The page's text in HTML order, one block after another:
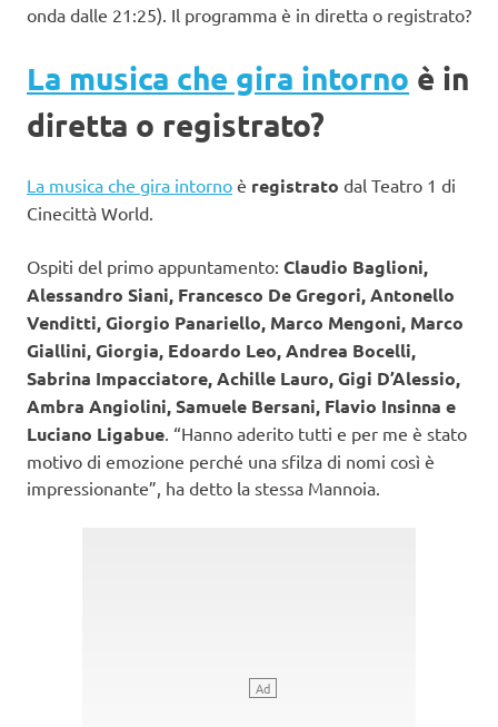
onda dalle 21:25). Il programma è in diretta o registrato?
La musica che gira intorno è in
diretta o registrato?
La musica che gira intorno è registrato dal Teatro 1 di
Cinecittà World.
Ospiti del primo appuntamento: Claudio Baglioni,
Alessandro Siani, Francesco De Gregori, Antonello
Venditti, Giorgio Panariello, Marco Mengoni, Marco
Giallini, Giorgia, Edoardo Leo, Andrea Bocelli,
Sabrina Impacciatore, Achille Lauro, Gigi D’Alessio,
Ambra Angiolini, Samuele Bersani, Flavio Insinna e
Luciano Ligabue . “Hanno aderito tutti e per me è stato
motivo di emozione perché una sfilza di nomi così è
impressionante”, ha detto la stessa Mannoia.